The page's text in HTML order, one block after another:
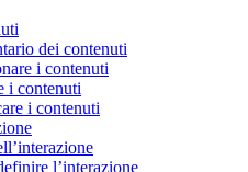
dei contenuti
i contenuti
i contenuti
i contenuti
l’interazione